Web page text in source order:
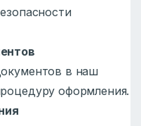
в наш
оформления.